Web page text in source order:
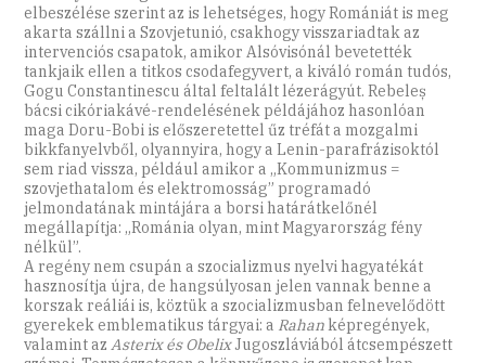
elbeszélése szerint az is lehetséges, hogy Romániát is meg
akarta szállni a Szovjetunió, csakhogy visszariadtak az
intervenciós csapatok, amikor Alsóvisónál bevetették
tankjaik ellen a titkos csodafegyvert, a kiváló román tudós,
Gogu Constantinescu által feltalált lézerágyút. Rebeleș
bácsi cikóriakávé-rendelésének példájához hasonlóan
maga Doru-Bobi is előszeretettel űz tréfát a mozgalmi
bikkfanyelvből, olyannyira, hogy a Lenin-parafrázisoktól
sem riad vissza, például amikor a „Kommunizmus =
szovjethatalom és elektromosság” programadó
jelmondatának mintájára a borsi határátkelőnél
megállapítja: „Románia olyan, mint Magyarország fény
nélkül”.
A regény nem csupán a szocializmus nyelvi hagyatékát
hasznosítja újra, de hangsúlyosan jelen vannak benne a
korszak reáliái is, köztük a szocializmusban felnevelődött
gyerekek emblematikus tárgyai: a Rahanképregények,
valamint azAsterix és ObelixJugoszláviából átcsempészett